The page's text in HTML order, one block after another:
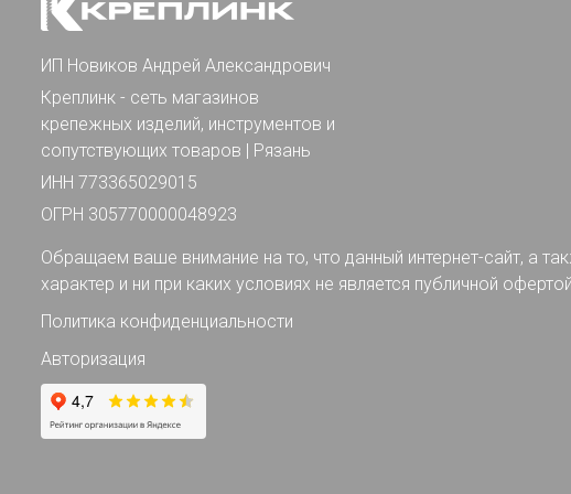
ИП Новиков Андрей Александрович
Креплинк - сеть магазинов
крепежных изделий, инструментов и
сопутствующих товаров | Рязань
ИНН 773365029015
ОГРН 305770000048923
Обращаем ваше внимание на то, что данный интернет-сайт, а
характер и ни при каких условиях не является публичной
Политика конфиденциальности
Авторизация